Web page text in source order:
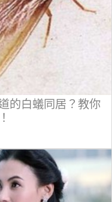
的白蟻同居？教你